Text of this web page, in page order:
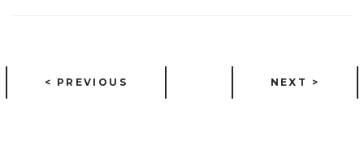
< PREVIOUS NEXT >